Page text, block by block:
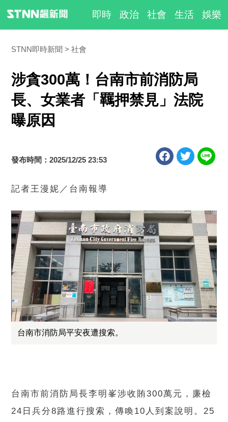
即時 政治 社會 生活 娛樂
STNN即時新聞 社會
涉貪300萬！台南市前消防局
長、女業者「羈押禁見」法院
曝原因
發布時間：2025/12/25 23:53
記者王漫妮／台南報導
台南市消防局平安夜遭搜索。
台南市前消防局長李明峯涉收賄300萬元，廉檢
24日兵分8路進行搜索，傳喚10人到案說明。25